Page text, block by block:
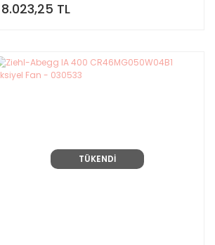
8.023,25 TL
TÜKENDİ